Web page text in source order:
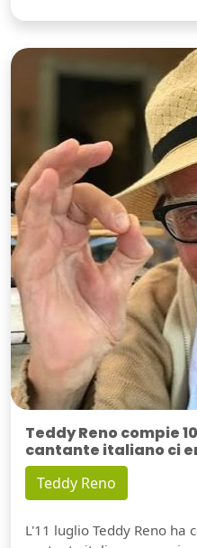
Teddy Reno compie
cantante italiano ci
Teddy Reno
L'11 luglio Teddy Reno ha